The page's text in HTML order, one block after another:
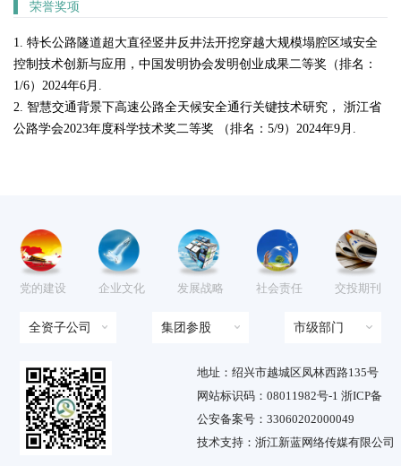
荣誉奖项
1. 特长公路隧道超大直径竖井反井法开挖穿越大规模塌腔区域安全
控制技术创新与应用，中国发明协会发明创业成果二等奖（排名：
1/6）2024年6月.
2. 智慧交通背景下高速公路全天候安全通行关键技术研究， 浙江省
公路学会2023年度科学技术奖二等奖 （排名：5/9）2024年9月.
党的建设 企业文化 发展战略 社会责任 交投期刊
全资子公司 集团参股 市级部门
地址：绍兴市越城区凤林西路135号
网站标识码：08011982号-1 浙ICP备
公安备案号：33060202000049
技术支持：浙江新蓝网络传媒有限公司